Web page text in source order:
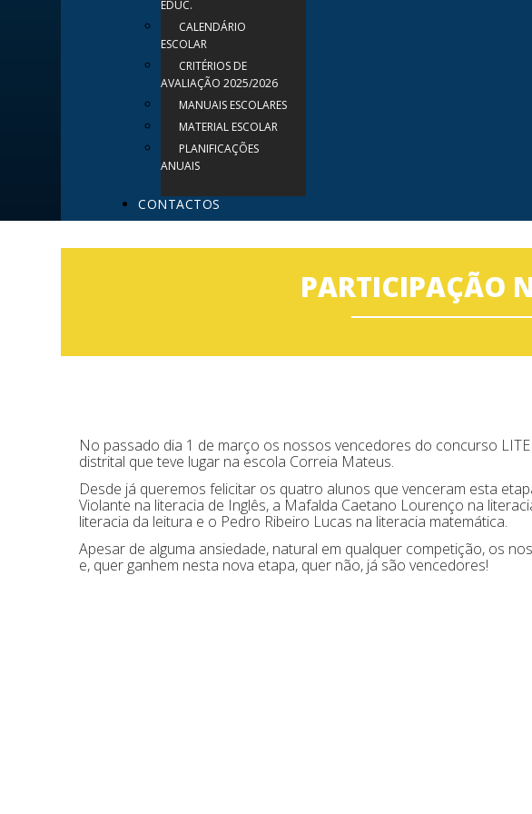
EDUC.
CALENDÁRIO
ESCOLAR
CRITÉRIOS DE
AVALIAÇÃO 2025/2026
MANUAIS ESCOLARES
MATERIAL ESCOLAR
PLANIFICAÇÕES
ANUAIS
CONTACTOS
PARTICIPAÇÃO
No passado dia 1 de março os nossos vencedores do concurso
distrital que teve lugar na escola Correia Mateus.
Desde já queremos felicitar os quatro alunos que venceram esta
Violante na literacia de Inglês, a Mafalda Caetano Lourenço na
literacia da leitura e o Pedro Ribeiro Lucas na literacia matemática.
Apesar de alguma ansiedade, natural em qualquer competição, os
e, quer ganhem nesta nova etapa, quer não, já são vencedores!